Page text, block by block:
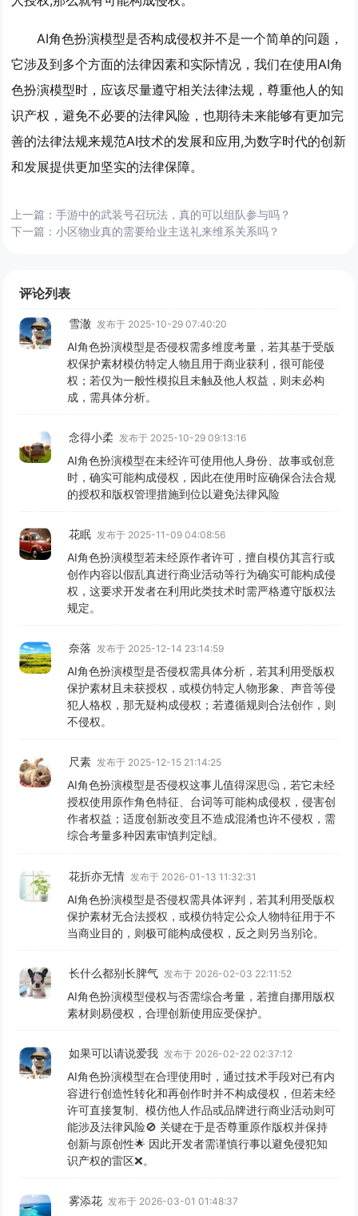
AI角色扮演模型是否构成侵权并不是一个简单的问题，
它涉及到多个方面的法律因素和实际情况，我们在使用AI角
色扮演模型时，应该尽量遵守相关法律法规，尊重他人的知
识产权，避免不必要的法律风险，也期待未来能够有更加完
善的法律法规来规范AI技术的发展和应用,为数字时代的创新
和发展提供更加坚实的法律保障。
上一篇：手游中的武装号召玩法，真的可以组队参与吗？
下一篇：小区物业真的需要给业主送礼来维系关系吗？
评论列表
雪澈 发布于 2025-10-29 07:40:20
AI角色扮演模型是否侵权需多维度考量，若其基于受版
权保护素材模仿特定人物且用于商业获利，很可能侵
权；若仅为一般性模拟且未触及他人权益，则未必构
成，需具体分析。
念得小柔 发布于 2025-10-29 09:13:16
AI角色扮演模型在未经许可使用他人身份、故事或创意
时，确实可能构成侵权，因此在使用时应确保合法合规
的授权和版权管理措施到位以避免法律风险
花眠 发布于 2025-11-09 04:08:56
AI角色扮演模型若未经原作者许可，擅自模仿其言行或
创作内容以假乱真进行商业活动等行为确实可能构成侵
权，这要求开发者在利用此类技术时需严格遵守版权法
规定。
奈落 发布于 2025-12-14 23:14:59
AI角色扮演模型是否侵权需具体分析，若其利用受版权
保护素材且未获授权，或模仿特定人物形象、声音等侵
犯人格权，那无疑构成侵权；若遵循规则合法创作，则
不侵权。
尺素 发布于 2025-12-15 21:14:25
AI角色扮演模型是否侵权这事儿值得深思🤔，若它未经
授权使用原作角色特征、台词等可能构成侵权，侵害创
作者权益；适度创新改变且不造成混淆也许不侵权，需
综合考量多种因素审慎判定🙌。
花折亦无情 发布于 2026-01-13 11:32:31
AI角色扮演模型是否侵权需具体评判，若其利用受版权
保护素材无合法授权，或模仿特定公众人物特征用于不
当商业目的，则极可能构成侵权，反之则另当别论。
长什么都别长脾气 发布于 2026-02-03 22:11:52
AI角色扮演模型侵权与否需综合考量，若擅自挪用版权
素材则易侵权，合理创新使用应受保护。
如果可以请说爱我 发布于 2026-02-22 02:37:12
AI角色扮演模型在合理使用时，通过技术手段对已有内
容进行创造性转化和再创作时并不构成侵权，但若未经
许可直接复制、模仿他人作品或品牌进行商业活动则可
能涉及法律风险🚫 关键在于是否尊重原作版权并保持
创新与原创性🌟 因此开发者需谨慎行事以避免侵犯知
识产权的雷区❌。
雾添花 发布于 2026-03-01 01:48:37